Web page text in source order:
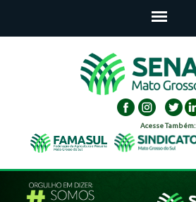
Acesse Também: